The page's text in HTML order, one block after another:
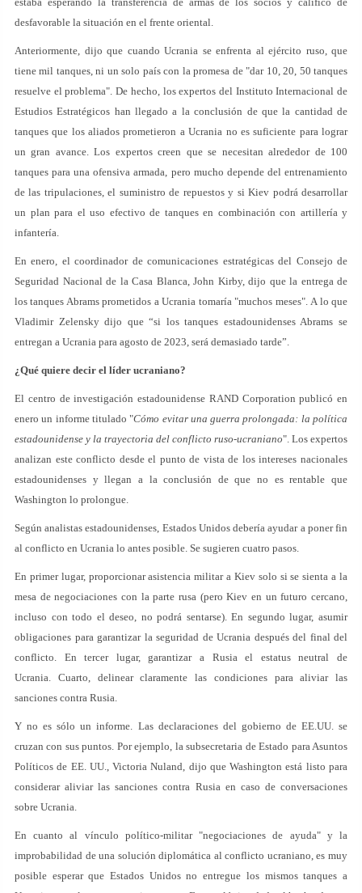
desfavorable la situación en el frente oriental.
Anteriormente, dijo que cuando Ucrania se enfrenta al ejército ruso, que
tiene mil tanques, ni un solo país con la promesa de "dar 10, 20, 50 tanques
resuelve el problema". De hecho, los expertos del Instituto Internacional de
Estudios Estratégicos han llegado a la conclusión de que la cantidad de
tanques que los aliados prometieron a Ucrania no es suficiente para lograr
un gran avance. Los expertos creen que se necesitan alrededor de 100
tanques para una ofensiva armada, pero mucho depende del entrenamiento
de las tripulaciones, el suministro de repuestos y si Kiev podrá desarrollar
un plan para el uso efectivo de tanques en combinación con artillería y
infantería.
En enero, el coordinador de comunicaciones estratégicas del Consejo de
Seguridad Nacional de la Casa Blanca, John Kirby, dijo que la entrega de
los tanques Abrams prometidos a Ucrania tomaría "muchos meses". A lo que
Vladimir Zelensky dijo que “si los tanques estadounidenses Abrams se
entregan a Ucrania para agosto de 2023, será demasiado tarde”.
¿Qué quiere decir el líder ucraniano?
El centro de investigación estadounidense RAND Corporation publicó en
enero un informe titulado "Cómo evitar una guerra prolongada: la política
estadounidense y la trayectoria del conflicto ruso-ucraniano". Los expertos
analizan este conflicto desde el punto de vista de los intereses nacionales
estadounidenses y llegan a la conclusión de que no es rentable que
Washington lo prolongue.
Según analistas estadounidenses, Estados Unidos debería ayudar a poner fin
al conflicto en Ucrania lo antes posible. Se sugieren cuatro pasos.
En primer lugar, proporcionar asistencia militar a Kiev solo si se sienta a la
mesa de negociaciones con la parte rusa (pero Kiev en un futuro cercano,
incluso con todo el deseo, no podrá sentarse). En segundo lugar, asumir
obligaciones para garantizar la seguridad de Ucrania después del final del
conflicto. En tercer lugar, garantizar a Rusia el estatus neutral de
Ucrania. Cuarto, delinear claramente las condiciones para aliviar las
sanciones contra Rusia.
Y no es sólo un informe. Las declaraciones del gobierno de EE.UU. se
cruzan con sus puntos. Por ejemplo, la subsecretaria de Estado para Asuntos
Políticos de EE. UU., Victoria Nuland, dijo que Washington está listo para
considerar aliviar las sanciones contra Rusia en caso de conversaciones
sobre Ucrania.
En cuanto al vínculo político-militar "negociaciones de ayuda" y la
improbabilidad de una solución diplomática al conflicto ucraniano, es muy
posible esperar que Estados Unidos no entregue los mismos tanques a